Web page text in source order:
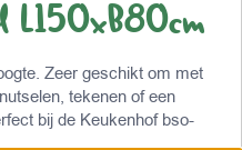
L150xB80cm
Zeer geschikt om met
tekenen of een
bij de Keukenhof bso-